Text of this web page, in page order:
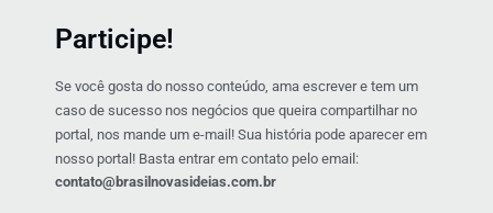
Participe!
Se você gosta do nosso conteúdo, ama escrever e tem um
caso de sucesso nos negócios que queira compartilhar no
portal, nos mande um e-mail! Sua história pode aparecer em
nosso portal! Basta entrar em contato pelo email:
contato@brasilnovasideias.com.br